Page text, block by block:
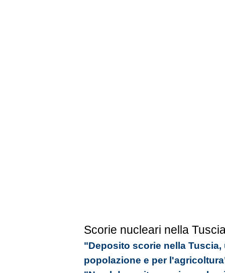
Scorie nucleari nella
"Deposito scorie nella Tuscia,
popolazione e per